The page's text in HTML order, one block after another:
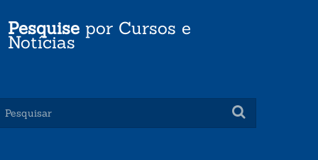
Pesquise por Cursos e
Notícias